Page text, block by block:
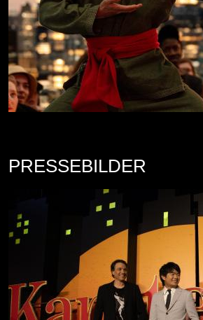
PRESSEBILDER